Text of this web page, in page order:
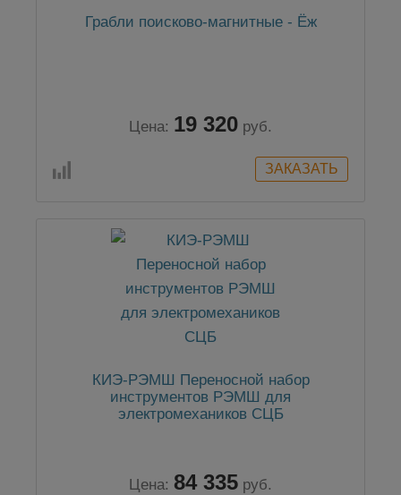
Грабли поисково-магнитные - Ёж
Цена: 19 320 руб.
КИЭ-РЭМШ Переносной набор
инструментов РЭМШ для
электромехаников СЦБ
Цена: 84 335 руб.